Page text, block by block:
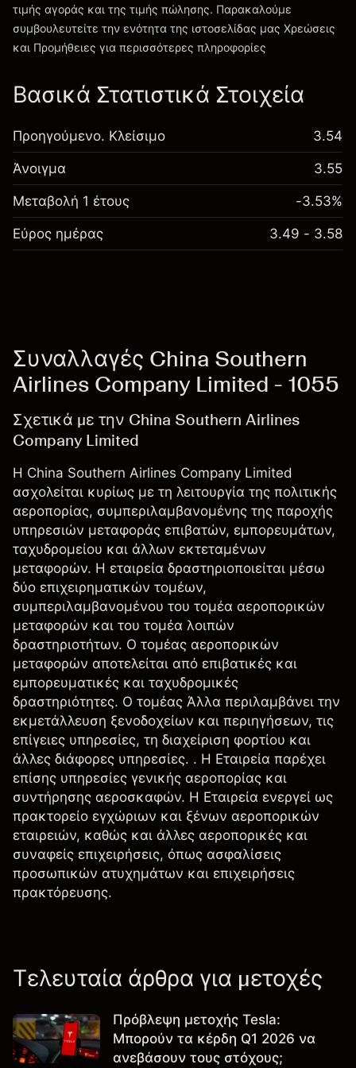
Χρεώσεις και Τέλη
τιμής αγοράς και της τιμής πώλησης. Παρακαλούμε
συμβουλευτείτε την ενότητα της ιστοσελίδας μας Χρεώσεις
και Προμήθειες για περισσότερες πληροφορίες
Βασικά Στατιστικά Στοιχεία
Προηγούμενο. Κλείσιμο 3.54
Άνοιγμα 3.55
Μεταβολή 1 έτους -3.53%
Εύρος ημέρας 3.49 - 3.58
Συναλλαγές China Southern
Airlines Company Limited - 1055
Σχετικά με την China Southern Airlines
Company Limited
Η China Southern Airlines Company Limited
ασχολείται κυρίως με τη λειτουργία της πολιτικής
αεροπορίας, συμπεριλαμβανομένης της παροχής
υπηρεσιών μεταφοράς επιβατών, εμπορευμάτων,
ταχυδρομείου και άλλων εκτεταμένων
μεταφορών. Η εταιρεία δραστηριοποιείται μέσω
δύο επιχειρηματικών τομέων,
συμπεριλαμβανομένου του τομέα αεροπορικών
μεταφορών και του τομέα λοιπών
δραστηριοτήτων. Ο τομέας αεροπορικών
μεταφορών αποτελείται από επιβατικές και
εμπορευματικές και ταχυδρομικές
δραστηριότητες. Ο τομέας Άλλα περιλαμβάνει την
εκμετάλλευση ξενοδοχείων και περιηγήσεων, τις
επίγειες υπηρεσίες, τη διαχείριση φορτίου και
άλλες διάφορες υπηρεσίες. . Η Εταιρεία παρέχει
επίσης υπηρεσίες γενικής αεροπορίας και
συντήρησης αεροσκαφών. Η Εταιρεία ενεργεί ως
πρακτορείο εγχώριων και ξένων αεροπορικών
εταιρειών, καθώς και άλλες αεροπορικές και
συναφείς επιχειρήσεις, όπως ασφαλίσεις
προσωπικών ατυχημάτων και επιχειρήσεις
πρακτόρευσης.
Τελευταία άρθρα για μετοχές
Πρόβλεψη μετοχής Tesla:
Μπορούν τα κέρδη Q1 2026 να
ανεβάσουν τους στόχους;